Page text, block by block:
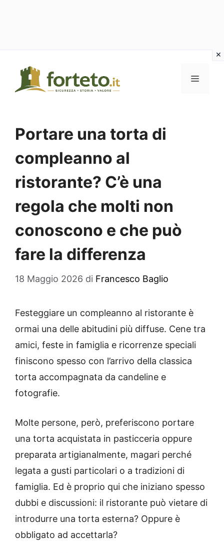
contenuto
MENU
Portare una torta di
compleanno al
ristorante? C’è una
regola che molti non
conoscono e che può
fare la differenza
18 Maggio 2026 di Francesco Baglio
Festeggiare un compleanno al ristorante è
ormai una delle abitudini più diffuse. Cene tra
amici, feste in famiglia e ricorrenze speciali
finiscono spesso con l’arrivo della classica
torta accompagnata da candeline e
fotografie.
Molte persone, però, preferiscono portare
una torta acquistata in pasticceria oppure
preparata artigianalmente, magari perché
legata a gusti particolari o a tradizioni di
famiglia. Ed è proprio qui che iniziano spesso
dubbi e discussioni: il ristorante può vietare di
introdurre una torta esterna? Oppure è
obbligato ad accettarla?